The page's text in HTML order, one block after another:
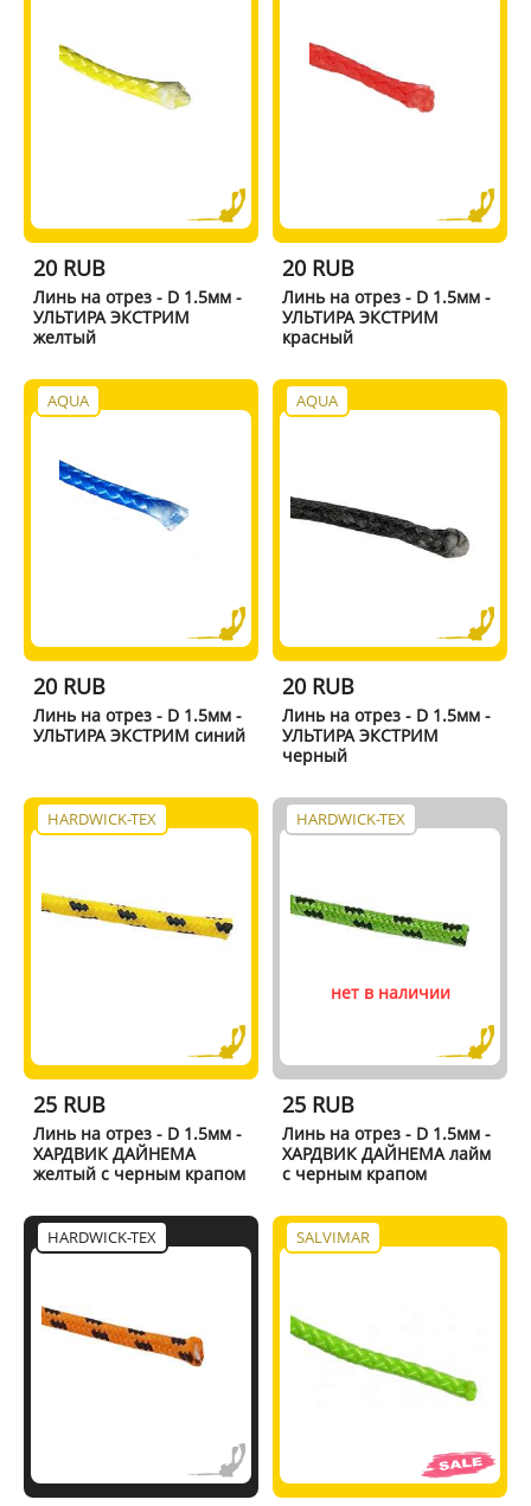
20 RUB
Линь на отрез - D 1.5мм -
УЛЬТИРА ЭКСТРИМ
желтый
20 RUB
Линь на отрез - D 1.5мм -
УЛЬТИРА ЭКСТРИМ
красный
AQUA
20 RUB
Линь на отрез - D 1.5мм -
УЛЬТИРА ЭКСТРИМ синий
AQUA
20 RUB
Линь на отрез - D 1.5мм -
УЛЬТИРА ЭКСТРИМ
черный
HARDWICK-TEX
25 RUB
Линь на отрез - D 1.5мм -
ХАРДВИК ДАЙНЕМА
желтый с черным крапом
HARDWICK-TEX
нет в наличии
25 RUB
Линь на отрез - D 1.5мм -
ХАРДВИК ДАЙНЕМА лайм
с черным крапом
HARDWICK-TEX SALVIMAR